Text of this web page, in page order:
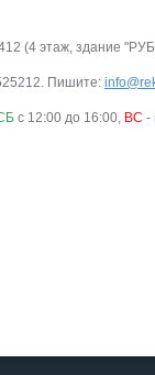
(4 этаж, здание
Пишите:
с 12:00 до 16:00, ВС -